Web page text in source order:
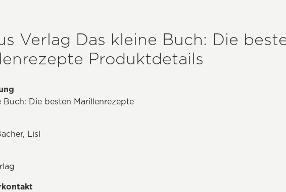
Verlag Das kleine Buch: Die
Produktdetails
Buch: Die besten Marillenrezepte
Lisl